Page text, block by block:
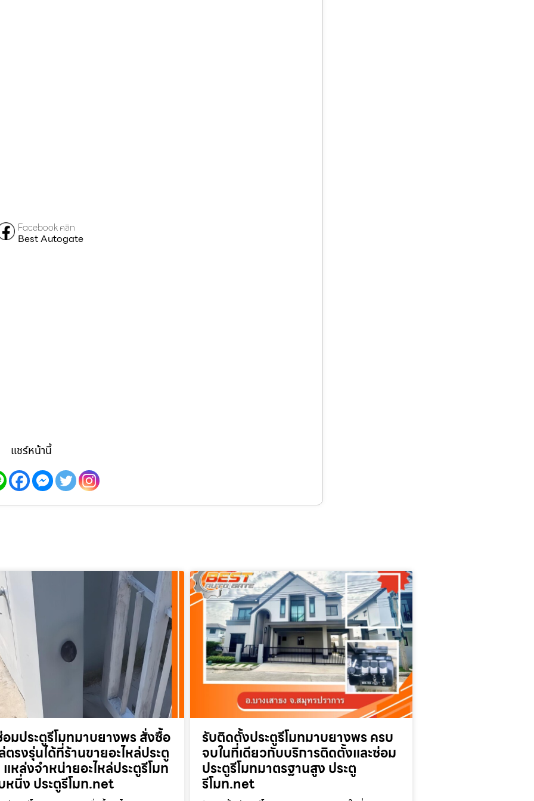
Facebook คลิก
Best Autogate
แชร์หน้านี้
มประตูรีโมทมาบยางพร สั่งซื้อ
ตรงรุ่นได้ที่ร้านขายอะไหล่ประตู
แหล่งจำหน่ายอะไหล่ประตูรีโมท
นึ่ง ประตูรีโมท.net
รับติดตั้งประตูรีโมทมาบยางพร ครบ
จบในที่เดียวกับบริการติดตั้งและซ่อม
ประตูรีโมทมาตรฐานสูง ประตู
รีโมท.net